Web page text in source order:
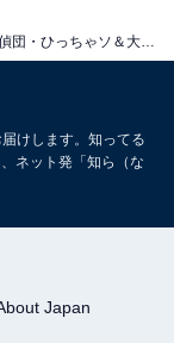
けします。知ってる
ネット発「知ら（な
Japan